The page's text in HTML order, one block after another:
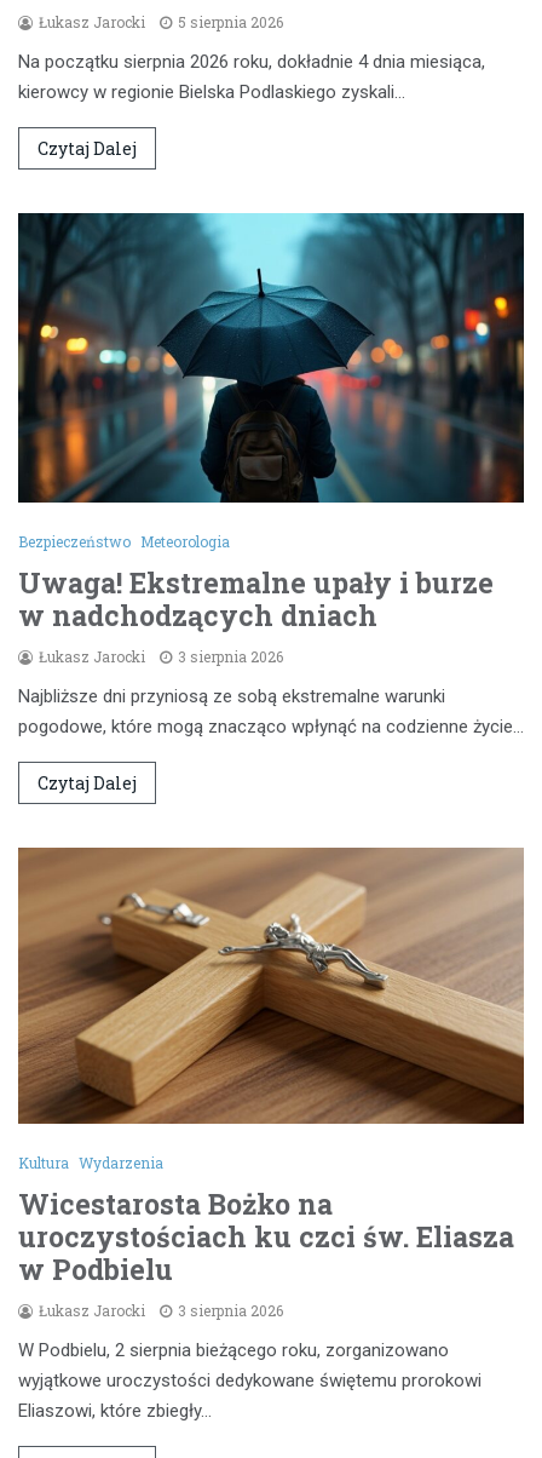
Łukasz Jarocki 5 sierpnia 2026
Na początku sierpnia 2026 roku, dokładnie 4 dnia miesiąca,
kierowcy w regionie Bielska Podlaskiego zyskali…
Czytaj Dalej
Bezpieczeństwo Meteorologia
Uwaga! Ekstremalne upały i burze
w nadchodzących dniach
Łukasz Jarocki 3 sierpnia 2026
Najbliższe dni przyniosą ze sobą ekstremalne warunki
pogodowe, które mogą znacząco wpłynąć na codzienne życie…
Czytaj Dalej
Kultura Wydarzenia
Wicestarosta Bożko na
uroczystościach ku czci św. Eliasza
w Podbielu
Łukasz Jarocki 3 sierpnia 2026
W Podbielu, 2 sierpnia bieżącego roku, zorganizowano
wyjątkowe uroczystości dedykowane świętemu prorokowi
Eliaszowi, które zbiegły…